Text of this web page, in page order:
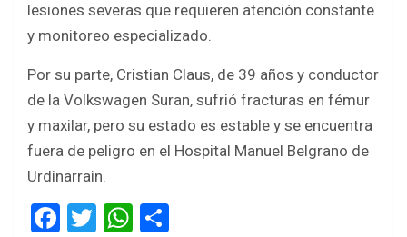
lesiones severas que requieren atención constante
y monitoreo especializado.
Por su parte, Cristian Claus, de 39 años y conductor
de la Volkswagen Suran, sufrió fracturas en fémur
y maxilar, pero su estado es estable y se encuentra
fuera de peligro en el Hospital Manuel Belgrano de
Urdinarrain.
F
T
W